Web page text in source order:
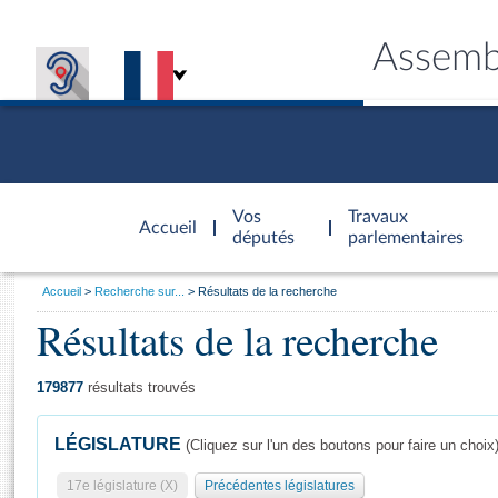
Accueil
d'accueil
Vos
députés
Travaux
parlementaires
Général
Vous
Accueil Recherche sur... Résultats de la recherche
Résultats de la recherche
179877 résultats trouvés
LÉGISLATURE (Cliquez sur l'un des boutons pour faire un choix)
17e législature (X) Précédentes législatures